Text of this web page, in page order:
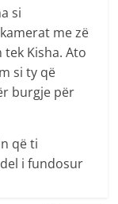
si
me zë
Kisha. Ato
si ty që
burgje për
që ti
i fundosur